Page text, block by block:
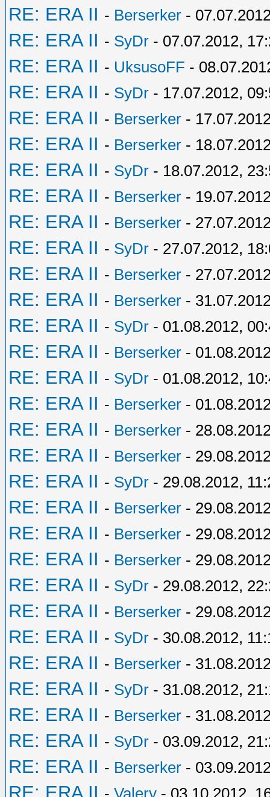
RE: ERA II - Berserker -
RE: ERA II - SyDr - 07.07.2012,
RE: ERA II - UksusoFF -
RE: ERA II - SyDr - 17.07.2012,
RE: ERA II - Berserker -
RE: ERA II - Berserker -
RE: ERA II - SyDr - 18.07.2012,
RE: ERA II - Berserker -
RE: ERA II - Berserker -
RE: ERA II - SyDr - 27.07.2012,
RE: ERA II - Berserker -
RE: ERA II - Berserker -
RE: ERA II - SyDr - 01.08.2012,
RE: ERA II - Berserker -
RE: ERA II - SyDr - 01.08.2012,
RE: ERA II - Berserker -
RE: ERA II - Berserker -
RE: ERA II - Berserker -
RE: ERA II - SyDr - 29.08.2012,
RE: ERA II - Berserker -
RE: ERA II - Berserker -
RE: ERA II - Berserker -
RE: ERA II - SyDr - 29.08.2012,
RE: ERA II - Berserker -
RE: ERA II - SyDr - 30.08.2012,
RE: ERA II - Berserker -
RE: ERA II - SyDr - 31.08.2012,
RE: ERA II - Berserker -
RE: ERA II - SyDr - 03.09.2012,
RE: ERA II - Berserker -
RE: ERA II - Valery - 03.10.2012,